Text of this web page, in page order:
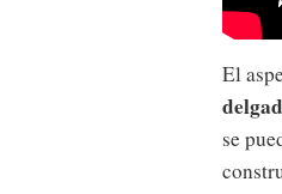
El
se